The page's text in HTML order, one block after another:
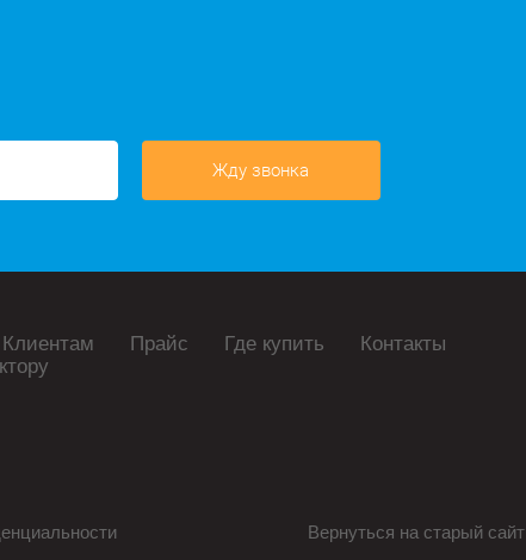
Жду звонка
Клиентам Прайс Где купить Контакты
Вернуться на старый сайт